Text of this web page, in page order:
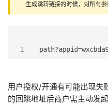
生成跳转链接的时候，对所有
1
用户授权/开通有可能出现失
的回跳地址后商户需主动发